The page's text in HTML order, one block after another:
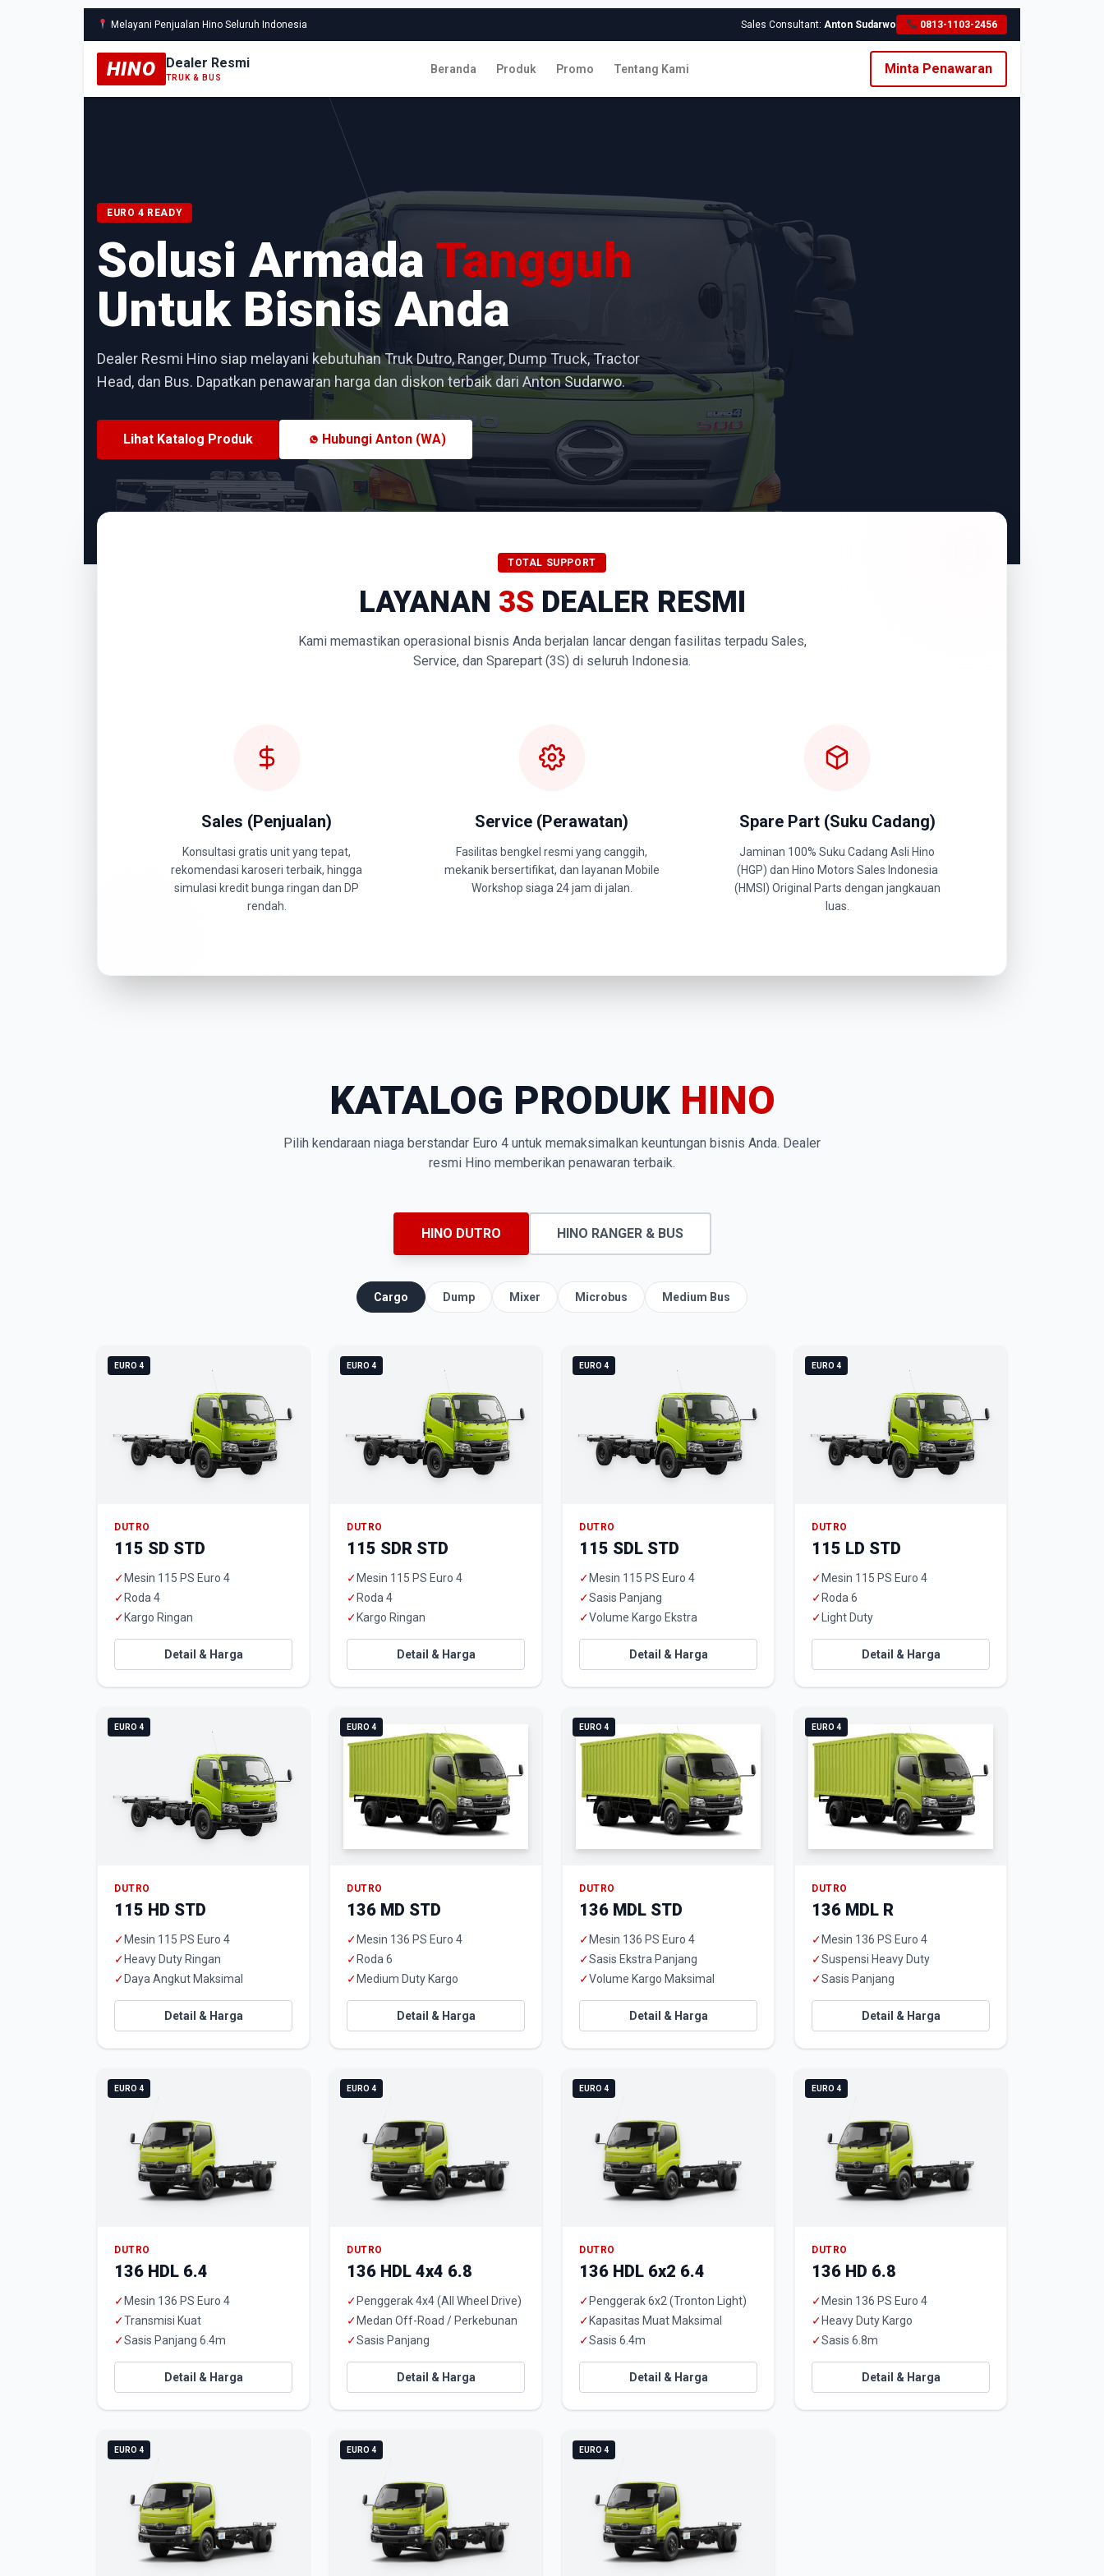
Melayani Penjualan Hino Seluruh Indonesia Sales Consultant:Anton Sudarwo 0813-1103-2456
HINO Dealer Resmi
TRUK & BUS
Beranda Produk Promo Tentang Kami Minta Penawaran
EURO 4 READY
Solusi Armada Tangguh
Untuk Bisnis Anda
Dealer Resmi Hino siap melayani kebutuhan Truk Dutro, Ranger, Dump Truck, Tractor
Head, dan Bus. Dapatkan penawaran harga dan diskon terbaik dari Anton Sudarwo.
Lihat Katalog Produk Hubungi Anton (WA)
TOTAL SUPPORT
LAYANAN 3S DEALER RESMI
Kami memastikan operasional bisnis Anda berjalan lancar dengan fasilitas terpadu Sales,
Service, dan Sparepart (3S) di seluruh Indonesia.
Sales (Penjualan)
Konsultasi gratis unit yang tepat,
rekomendasi karoseri terbaik, hingga
simulasi kredit bunga ringan dan DP
rendah.
Service (Perawatan)
Fasilitas bengkel resmi yang canggih,
mekanik bersertifikat, dan layanan Mobile
Workshop siaga 24 jam di jalan.
Spare Part (Suku Cadang)
Jaminan 100% Suku Cadang Asli Hino
(HGP) dan Hino Motors Sales Indonesia
(HMSI) Original Parts dengan jangkauan
luas.
KATALOG PRODUK HINO
Pilih kendaraan niaga berstandar Euro 4 untuk memaksimalkan keuntungan bisnis Anda. Dealer
resmi Hino memberikan penawaran terbaik.
HINO DUTRO HINO RANGER & BUS
Cargo Dump Mixer Microbus Medium Bus
EURO 4
DUTRO
115 SD STD
✓ Mesin 115 PS Euro 4
✓ Roda 4
✓ Kargo Ringan
Detail & Harga
EURO 4
DUTRO
115 SDR STD
✓ Mesin 115 PS Euro 4
✓ Roda 4
✓ Kargo Ringan
Detail & Harga
EURO 4
DUTRO
115 SDL STD
✓ Mesin 115 PS Euro 4
✓Sasis Panjang
✓Volume Kargo Ekstra
Detail & Harga
EURO 4
DUTRO
115 LD STD
✓ Mesin 115 PS Euro 4
✓ Roda 6
✓ Light Duty
Detail & Harga
EURO 4
DUTRO
115 HD STD
✓ Mesin 115 PS Euro 4
✓ Heavy Duty Ringan
✓ Daya Angkut Maksimal
Detail & Harga
EURO 4
DUTRO
136 MD STD
✓ Mesin 136 PS Euro 4
✓ Roda 6
✓ Medium Duty Kargo
Detail & Harga
EURO 4
DUTRO
136 MDL STD
✓ Mesin 136 PS Euro 4
✓Sasis Ekstra Panjang
✓Volume Kargo Maksimal
Detail & Harga
EURO 4
DUTRO
136 MDL R
✓ Mesin 136 PS Euro 4
✓Suspensi Heavy Duty
✓Sasis Panjang
Detail & Harga
EURO 4
DUTRO
136 HDL 6.4
✓ Mesin 136 PS Euro 4
✓Transmisi Kuat
✓Sasis Panjang 6.4m
Detail & Harga
EURO 4
DUTRO
136 HDL 4x4 6.8
✓ Penggerak 4x4 (All Wheel Drive)
✓ Medan Off-Road / Perkebunan
✓Sasis Panjang
Detail & Harga
EURO 4
DUTRO
136 HDL 6x2 6.4
✓ Penggerak 6x2 (Tronton Light)
✓ Kapasitas Muat Maksimal
✓Sasis 6.4m
Detail & Harga
EURO 4
DUTRO
136 HD 6.8
✓ Mesin 136 PS Euro 4
✓ Heavy Duty Kargo
✓Sasis 6.8m
Detail & Harga
EURO 4 EURO 4 EURO 4